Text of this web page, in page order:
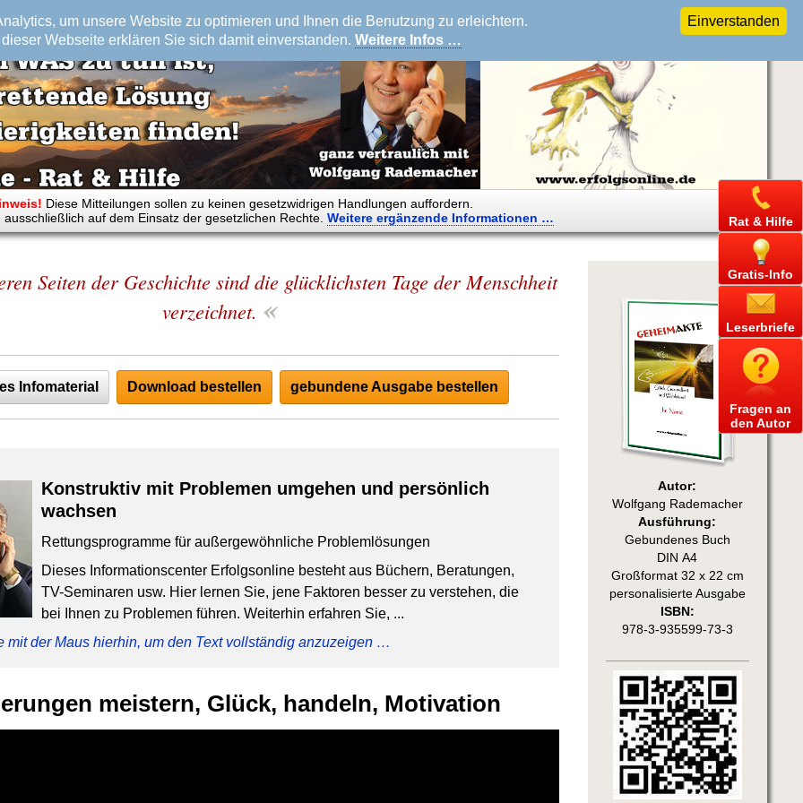
Diese Mitteilungen sollen zu keinen gesetzwidrigen Handlungen auffordern.
auf dem Einsatz der gesetzlichen Rechte. Weitere ergänzende Informationen … Rat & Hilfe
Gratis-Info
Leserbriefe
Fragen an
den Autor
Seiten der Geschichte sind die glücklichsten Tage der Menschheit
verzeichnet. «
Infomaterial Download bestellen gebundene Ausgabe bestellen
Konstruktiv mit Problemen umgehen und persönlich
wachsen
Rettungsprogramme für außergewöhnliche Problemlösungen
Dieses Informationscenter Erfolgsonline besteht aus Büchern, Beratungen,
TV-Seminaren usw. Hier lernen Sie, jene Faktoren besser zu verstehen, die
bei Ihnen zu Problemen führen. Weiterhin erfahren Sie, ...
mit der Maus hierhin, um den Text vollständig anzuzeigen …
meistern, Glück, handeln, Motivation
Autor:
Wolfgang Rademacher
Ausführung:
Gebundenes Buch
DIN A4
Großformat 32 x 22 cm
personalisierte Ausgabe
ISBN:
978-3-935599-73-3
Einverstanden
um unsere Website zu optimieren und Ihnen die Benutzung zu erleichtern.
Webseite erklären Sie sich damit einverstanden. Weitere Infos …